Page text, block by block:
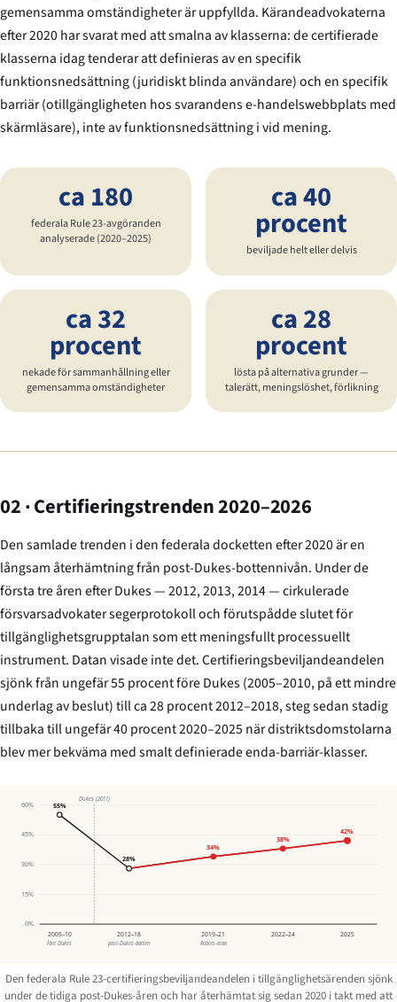
gemensamma omständigheter är uppfyllda. Kärande­advokaterna
efter 2020 har svarat med att smalna av klasserna: de certifierade
klasserna idag tenderar att definieras av en specifik
funktionsnedsättning (juridiskt blinda användare) och en specifik
barriär (otillgängligheten hos svarandens e-handelswebbplats med
skärmläsare), inte av funktionsnedsättning i vid mening.
ca 180
federala Rule 23-avgöranden
analyserade (2020–2025)
ca 40
procent
beviljade helt eller delvis
ca 32
procent
nekade för sammanhållning eller
gemensamma omständigheter
ca 28
procent
lösta på alternativa grunder —
talerätt, meningslöshet, förlikning
02 · Certifieringstrenden 2020–2026
Den samlade trenden i den federala docketten efter 2020 är en
långsam återhämtning från post-Dukes-bottennivån. Under de
första tre åren efterDukes— 2012, 2013, 2014 — cirkulerade
försvarsadvokater segerprotokoll och förutspådde slutet för
tillgänglighets­grupptalan som ett meningsfullt processuellt
instrument. Datan visade inte det. Certifierings­beviljandeandelen
sjönk från ungefär 55 procent föreDukes (2005–2010, på ett mindre
underlag av beslut) till ca 28 procent 2012–2018, steg sedan stadig
tillbaka till ungefär 40 procent 2020–2025 när distriktsdomstolarna
blev mer bekväma med smalt definierade enda-barriär-klasser.
60%
45%
30%
15%
0%
2005–10 2012–18 2019–21 2022–24 2025
före Dukes post-Dukes-botten Robles-eran
55%
28%
34%
38%
42%
Dukes (2011)
Den federala Rule 23-certifierings­beviljandeandelen i tillgänglighetsärenden sjönk
under de tidiga post-Dukes-åren och har återhämtat sig sedan 2020 i takt med att